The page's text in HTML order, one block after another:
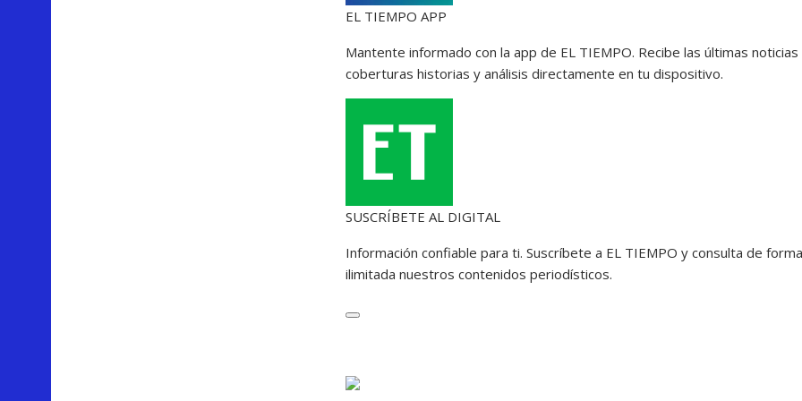
EL TIEMPO APP
Mantente informado con la app de EL TIEMPO. Recibe las últimas noticias
coberturas historias y análisis directamente en tu dispositivo.
SUSCRÍBETE AL DIGITAL
Información confiable para ti. Suscríbete a EL TIEMPO y consulta de forma
ilimitada nuestros contenidos periodísticos.
r